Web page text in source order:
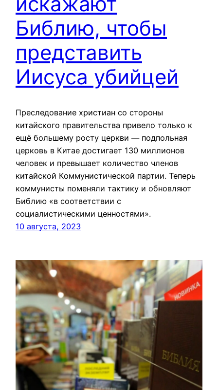
Библию, чтобы
представить
Иисуса убийцей
Преследование христиан со стороны
китайского правительства привело только к
ещё большему росту церкви — подпольная
церковь в Китае достигает 130 миллионов
человек и превышает количество членов
китайской Коммунистической партии. Теперь
коммунисты поменяли тактику и обновляют
Библию «в соответствии с
социалистическими ценностями».
10 августа, 2023